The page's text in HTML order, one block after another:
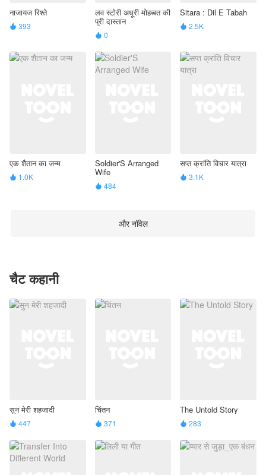
नाजायज रिश्ते
 393
लव स्टोरी अधूरी मोहब्बत की
पूरी दास्तान
 0
Sitara : Dil E Tabah
 2.5K
एक शैतान का जन्म
 1.0K
Soldier'S Arranged
Wife
 484
सप्त क्रांति विचार यात्रा
 3.1K
और नॉवेल
चैट कहानी
सुन मेरी शहजादी
 447
चिंतन
 371
The Untold Story
 283